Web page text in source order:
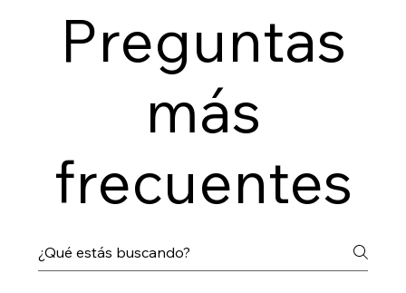
Preguntas
más
frecuentes